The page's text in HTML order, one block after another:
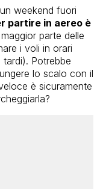
weekend fuori
partire in aereo è
parte delle
i voli in orari
Potrebbe
lo scalo con il
è sicuramente